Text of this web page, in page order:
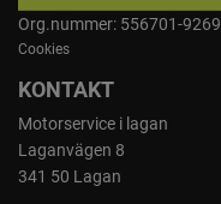
Org.nummer: 556701-9269
Cookies
KONTAKT
Motorservice i lagan
Laganvägen 8
341 50 Lagan